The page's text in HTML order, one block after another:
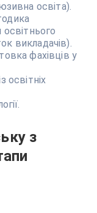
освіта).
освітнього
викладачів).
фахівців у
освітніх
з